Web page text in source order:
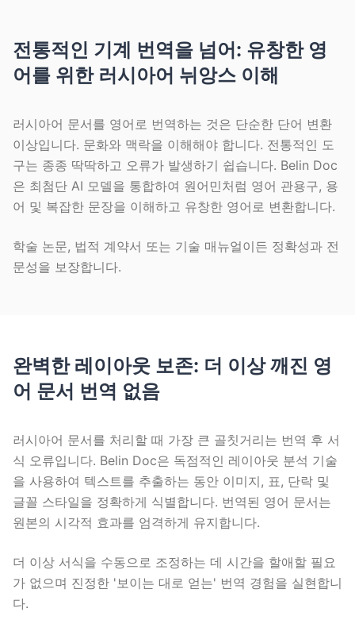
전통적인 기계 번역을 넘어: 유창한 영
어를 위한 러시아어 뉘앙스 이해
러시아어 문서를 영어로 번역하는 것은 단순한 단어 변환
이상입니다. 문화와 맥락을 이해해야 합니다. 전통적인 도
구는 종종 딱딱하고 오류가 발생하기 쉽습니다. Belin Doc
은 최첨단 AI 모델을 통합하여 원어민처럼 영어 관용구, 용
어 및 복잡한 문장을 이해하고 유창한 영어로 변환합니다.
학술 논문, 법적 계약서 또는 기술 매뉴얼이든 정확성과 전
문성을 보장합니다.
완벽한 레이아웃 보존: 더 이상 깨진 영
어 문서 번역 없음
러시아어 문서를 처리할 때 가장 큰 골칫거리는 번역 후 서
식 오류입니다. Belin Doc은 독점적인 레이아웃 분석 기술
을 사용하여 텍스트를 추출하는 동안 이미지, 표, 단락 및
글꼴 스타일을 정확하게 식별합니다. 번역된 영어 문서는
원본의 시각적 효과를 엄격하게 유지합니다.
더 이상 서식을 수동으로 조정하는 데 시간을 할애할 필요
가 없으며 진정한 '보이는 대로 얻는' 번역 경험을 실현합니
다.